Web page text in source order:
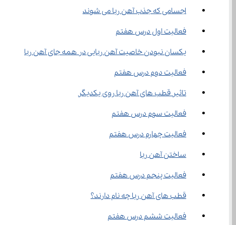
اجسامی که جذب آهن ‌ربا می ‌شوند
فعالیت اول درس هفتم
یکسان نبودن خاصیت آهن ربایی در همه جای آهن ربا
فعالیت دوم درس هفتم
تاثیر قطب ‌های آهن ‌ربا روی یکدیگر
فعالیت سوم درس هفتم
فعالیت چهارم درس هفتم
ساختن آهن ‌ربا
فعالیت پنجم درس هفتم
قطب های آهن ربا چه نام دارند؟
فعالیت ششم درس هفتم